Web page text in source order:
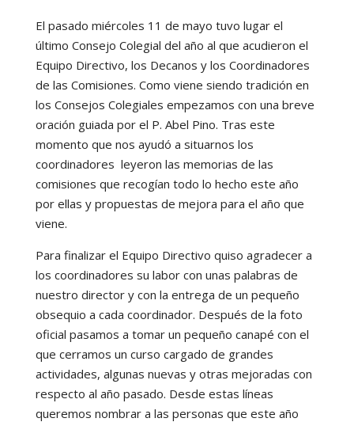
El pasado miércoles 11 de mayo tuvo lugar el
último Consejo Colegial del año al que acudieron el
Equipo Directivo, los Decanos y los Coordinadores
de las Comisiones. Como viene siendo tradición en
los Consejos Colegiales empezamos con una breve
oración guiada por el P. Abel Pino. Tras este
momento que nos ayudó a situarnos los
coordinadores leyeron las memorias de las
comisiones que recogían todo lo hecho este año
por ellas y propuestas de mejora para el año que
viene.
Para finalizar el Equipo Directivo quiso agradecer a
los coordinadores su labor con unas palabras de
nuestro director y con la entrega de un pequeño
obsequio a cada coordinador. Después de la foto
oficial pasamos a tomar un pequeño canapé con el
que cerramos un curso cargado de grandes
actividades, algunas nuevas y otras mejoradas con
respecto al año pasado. Desde estas líneas
queremos nombrar a las personas que este año